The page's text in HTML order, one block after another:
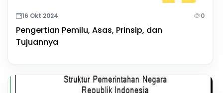
16 Okt 2024 0
Pengertian Pemilu, Asas, Prinsip, dan
Tujuannya